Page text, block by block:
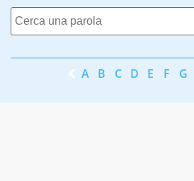
A B C D E F G